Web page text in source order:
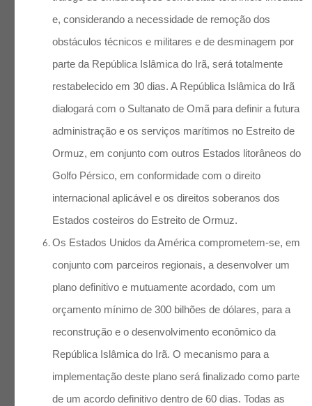
e, considerando a necessidade de remoção dos
obstáculos técnicos e militares e de desminagem por
parte da República Islâmica do Irã, será totalmente
restabelecido em 30 dias. A República Islâmica do Irã
dialogará com o Sultanato de Omã para definir a futura
administração e os serviços marítimos no Estreito de
Ormuz, em conjunto com outros Estados litorâneos do
Golfo Pérsico, em conformidade com o direito
internacional aplicável e os direitos soberanos dos
Estados costeiros do Estreito de Ormuz.
Os Estados Unidos da América comprometem-se, em
conjunto com parceiros regionais, a desenvolver um
plano definitivo e mutuamente acordado, com um
orçamento mínimo de 300 bilhões de dólares, para a
reconstrução e o desenvolvimento econômico da
República Islâmica do Irã. O mecanismo para a
implementação deste plano será finalizado como parte
de um acordo definitivo dentro de 60 dias. Todas as